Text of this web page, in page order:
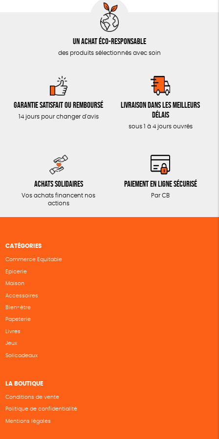
Un achat éco-responsable
des produits sélectionnés avec soin
Garantie satisfait ou remboursé
14 jours pour changer d'avis
Livraison dans les meilleurs
délais
sous 1 à 4 jours ouvrés
Achats solidaires
Vos achats financent nos
actions
Paiement en ligne sécurisé
Par CB
CATÉGORIES
Commerce Equitable
Epicerie
Maison
Accessoires
Bien-être
Papeterie
Livres
Jeux
Solicadeaux
LA BOUTIQUE
Conditions de vente
Politique de confidentialité
Mentions légales